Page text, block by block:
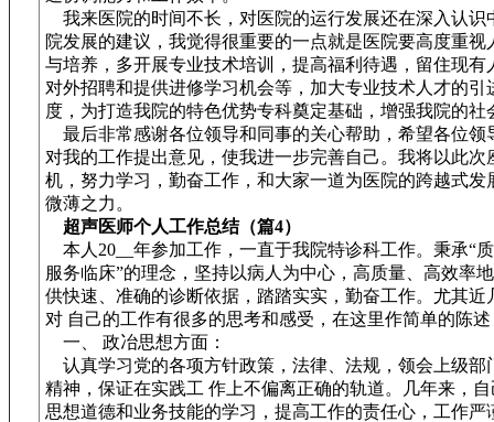
我来医院的时间不长，对医院的运行发展还在深入认识
院发展的建议，我觉得很重要的一点就是医院要高度重视
与培养，多开展专业技术培训，提高福利待遇，留住现有
对外招聘和提供进修学习机会等，加大专业技术人才的引
度，为打造我院的特色优势专科奠定基础，增强我院的社
最后非常感谢各位领导和同事的关心帮助，希望各位领
对我的工作提出意见，使我进一步完善自己。我将以此次
机，努力学习，勤奋工作，和大家一道为医院的跨越式发
微薄之力。
超声医师个人工作总结（篇4）
本人20__年参加工作，一直于我院特诊科工作。秉承“
服务临床”的理念，坚持以病人为中心，高质量、高效率
供快速、准确的诊断依据，踏踏实实，勤奋工作。尤其近
对 自己的工作有很多的思考和感受，在这里作简单的陈述
一、 政冶思想方面：
认真学习党的各项方针政策，法律、法规，领会上级部
精神，保证在实践工 作上不偏离正确的轨道。几年来，
思想道德和业务技能的学习，提高工作的责任心，工作严